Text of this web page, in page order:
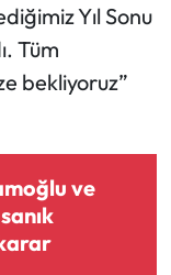
Yıl Sonu
Tüm
bekliyoruz”
ve